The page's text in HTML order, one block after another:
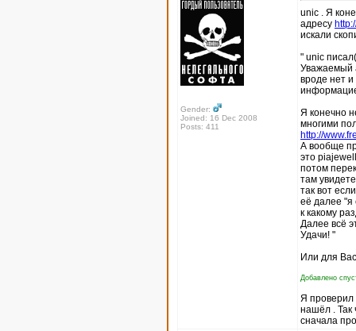
Gender:
Joined: 16 Dec 2008
Posts: 411
unic . Я
адресу
искали
" unic
Уважаемый
вроде нет
Я конечно
многими
http://
А вообще
это
потом
там
так вот
её далее "я
к какому
Далее всё
Удачи! "
Или для
Добавлено
Я проверил
нашёл . Так
сначала